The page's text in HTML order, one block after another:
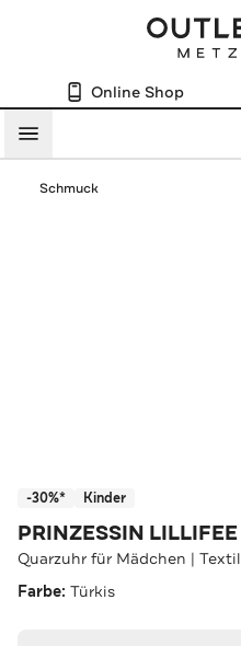
Online Shop
Menü
Schmuck
-30%* Kinder
PRINZESSIN LILLIFEE
Quarzuhr für Mädchen | Textil
Farbe: Türkis